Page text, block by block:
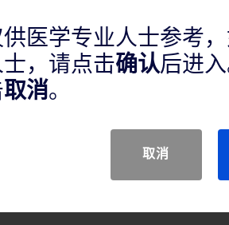
医学专业人士参考
，请点击确认后进
取消。
取消